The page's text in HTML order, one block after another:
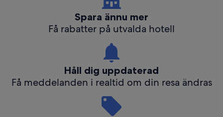
Spara ännu mer
Få rabatter på utvalda hotell
Håll dig uppdaterad
Få meddelanden i realtid om din resa ändras